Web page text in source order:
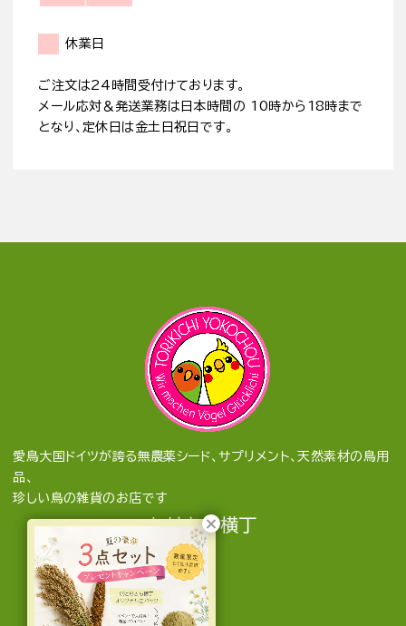
休業日
ご注文は24時間受付けております。
メール応対＆発送業務は日本時間の 10時から18時まで
となり、定休日は金土日祝日です。
愛鳥大国ドイツが誇る無農薬シード、サプリメント、天然素材の鳥用
品、
珍しい鳥の雑貨のお店です
とりきち横丁